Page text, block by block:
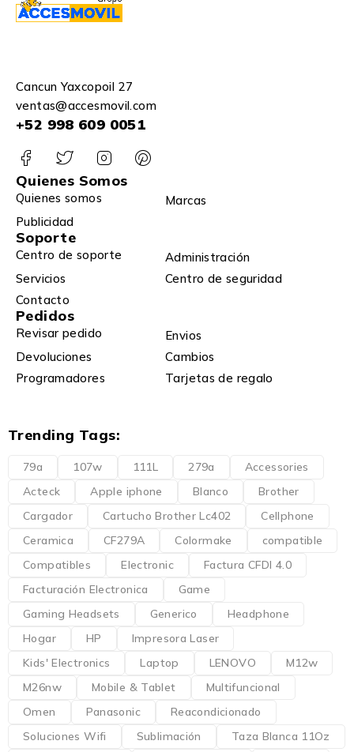
Cancun Yaxcopoil 27
ventas@accesmovil.com
+52 998 609 0051
Quienes Somos
Quienes somos
Marcas
Publicidad
Soporte
Centro de soporte
Administración
Servicios
Centro de seguridad
Contacto
Pedidos
Revisar pedido
Envios
Devoluciones
Cambios
Programadores
Tarjetas de regalo
Trending Tags:
79a 107w 111L 279a
Accessories
Acteck
Apple iphone Blanco
Brother
Cargador
Cartucho Brother Lc402
Cellphone
Ceramica
CF279A Colormake
compatible
Compatibles
Electronic
Factura CFDI 4.0
Facturación Electronica
Game
Gaming Headsets
Generico
Headphone
Hogar
HP
Impresora Laser
Kids' Electronics
Laptop LENOVO
M12w
M26nw
Mobile & Tablet
Multifuncional
Omen
Panasonic
Reacondicionado
Soluciones Wifi
Sublimación Taza Blanca 11Oz